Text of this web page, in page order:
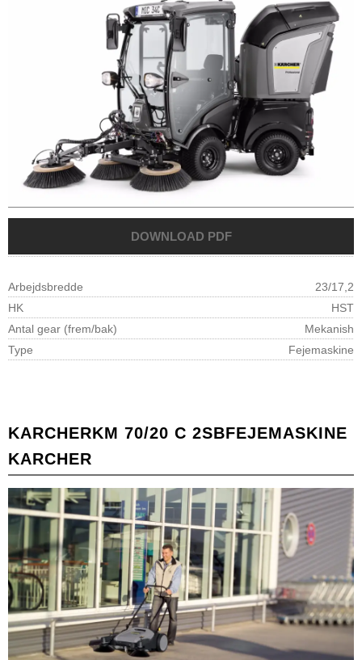
Arbejdsbredde
23/17,2
HK
HST
Antal gear (frem/bak)
Mekanish
Type
Fejemaskine
KARCHERKM 70/20 C 2SBFEJEMASKINE
KARCHER